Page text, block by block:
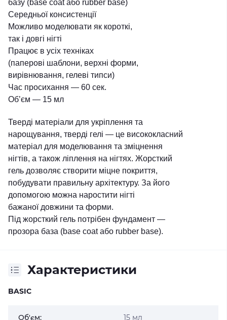
базу (base coat або rubber base)
Середньої консистенції
Можливо моделювати як короткі,
так і довгі нігті
Працює в усіх техніках
(паперові шаблони, верхні форми,
вирівнювання, гелеві типси)
Час просихання ― 60 сек.
Об’єм ― 15 мл
Тверді матеріали для укріплення та
нарощування, тверді гелі ― це висококласний
матеріал для моделювання та зміцнення
нігтів, а також ліплення на нігтях. Жорсткий
гель дозволяє створити міцне покриття,
побудувати правильну архітектуру. За його
допомогою можна наростити нігті
бажаної довжини та форми.
Під жорсткий гель потрібен фундамент ―
прозора база (base coat або rubber base).
Характеристики
BASIC
Об'єм: 15 мл